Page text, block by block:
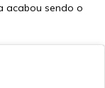
acabou sendo o